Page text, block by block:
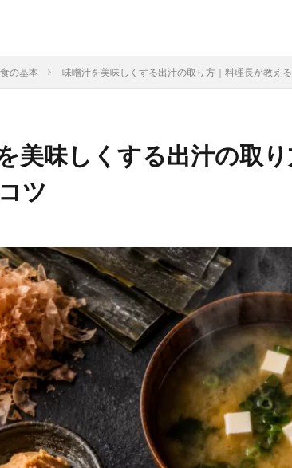
の基本 味噌汁を美味しくする出汁の取り方｜料理長が教え
美味しくする出汁の取
ツ